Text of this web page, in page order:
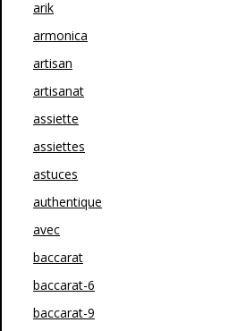
arik
armonica
artisan
artisanat
assiette
assiettes
astuces
authentique
avec
baccarat
baccarat-6
baccarat-9